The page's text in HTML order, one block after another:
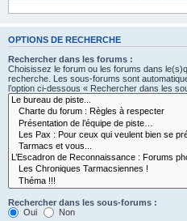
OPTIONS DE RECHERCHE
Rechercher dans les forums :
Choisissez le forum ou les forums dans
recherche. Les sous-forums sont
l’option ci-dessous « Rechercher dans les
Rechercher dans les sous-forums :
Oui
Non